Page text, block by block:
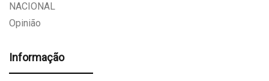
NACIONAL
Opinião
Informação